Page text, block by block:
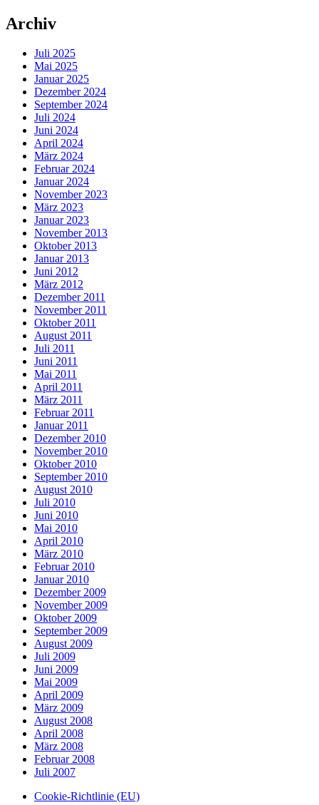
Archiv
Juli 2025
Mai 2025
Januar 2025
Dezember 2024
September 2024
Juli 2024
Juni 2024
April 2024
März 2024
Februar 2024
Januar 2024
November 2023
März 2023
Januar 2023
November 2013
Oktober 2013
Januar 2013
Juni 2012
März 2012
Dezember 2011
November 2011
Oktober 2011
August 2011
Juli 2011
Juni 2011
Mai 2011
April 2011
März 2011
Februar 2011
Januar 2011
Dezember 2010
November 2010
Oktober 2010
September 2010
August 2010
Juli 2010
Juni 2010
Mai 2010
April 2010
März 2010
Februar 2010
Januar 2010
Dezember 2009
November 2009
Oktober 2009
September 2009
August 2009
Juli 2009
Juni 2009
Mai 2009
April 2009
März 2009
August 2008
April 2008
März 2008
Februar 2008
Juli 2007
Cookie-Richtlinie (EU)